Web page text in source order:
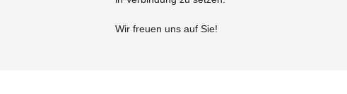
Wir freuen uns auf Sie!